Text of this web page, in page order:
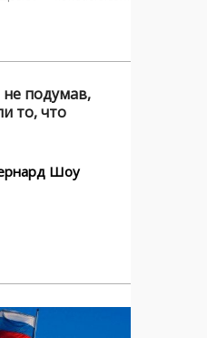
не подумав,
то, что
Шоу